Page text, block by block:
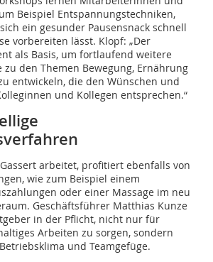
Beispiel Entspannungstechniken,
ein gesunder Pausensnack schnell
vorbereiten lässt. Klopf: „Der
als Basis, um fortlaufend weitere
zu den Themen Bewegung, Ernährung
entwickeln, die den Wünschen und
und Kollegen entsprechen.“
arbeitet, profitiert ebenfalls von
wie zum Beispiel einem
oder einer Massage im neu
Geschäftsführer Matthias Kunze
in der Pflicht, nicht nur für
Arbeiten zu sorgen, sondern
und Teamgefüge.